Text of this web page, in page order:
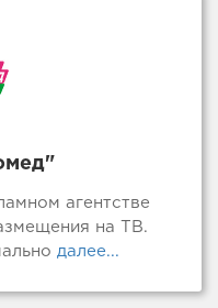
агентстве
на ТВ.
далее...